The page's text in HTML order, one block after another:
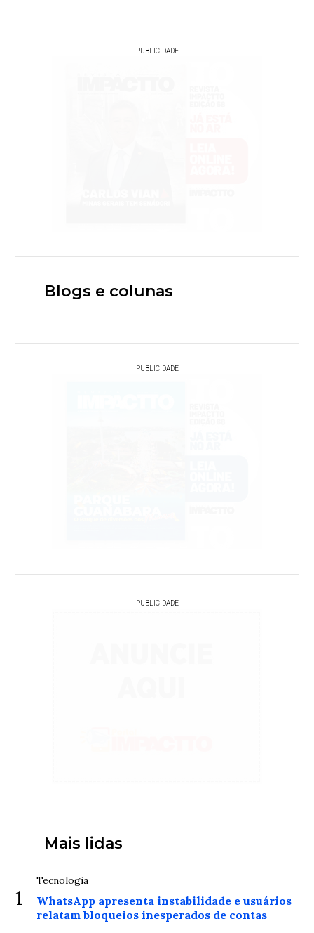
PUBLICIDADE
Blogs e colunas
PUBLICIDADE
PUBLICIDADE
Mais lidas
1
Tecnologia
WhatsApp apresenta instabilidade e usuários
relatam bloqueios inesperados de contas